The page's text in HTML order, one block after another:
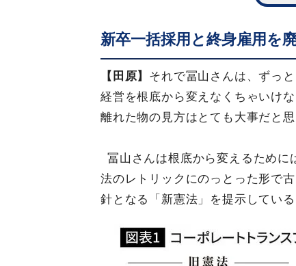
新卒一括採用と終身雇用を
【田原】 それで冨山さんは、ずっ
経営を根底から変えなくちゃいけ
離れた物の見方はとても大事だと思
冨山さんは根底から変えるために
法のレトリックにのっとった形で
針となる「新憲法」を提示してい